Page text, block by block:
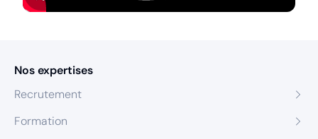
Nos expertises
Recrutement
Formation